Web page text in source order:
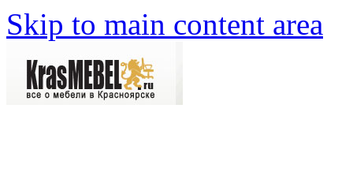
Skip to main content area